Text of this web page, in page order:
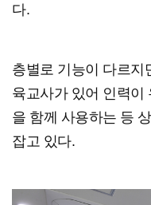
다.
층별로 기능이 다르지
육교사가 있어 인력이
을 함께 사용하는 등
잡고 있다.